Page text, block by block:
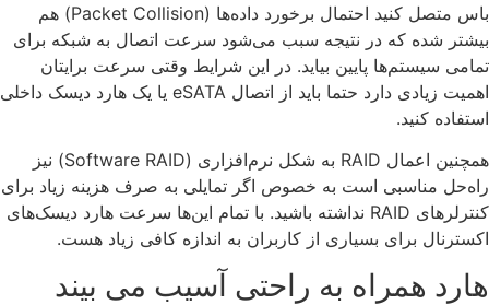
باس متصل کنید احتمال برخورد داده‌ها (Packet Collision) هم
بیشتر شده که در نتیجه سبب می‌شود سرعت اتصال به شبکه برای
تمامی سیستم‌ها پایین بیاید. در این شرایط وقتی سرعت برایتان
اهمیت زیادی دارد حتما باید از اتصال eSATA یا یک هارد دیسک داخلی
استفاده کنید.
همچنین اعمال RAID به شکل نرم‌افزاری (Software RAID) نیز
راه‌حل مناسبی است به خصوص اگر تمایلی به صرف هزینه زیاد برای
کنترلرهای RAID نداشته باشید. با تمام این‌ها سرعت هارد دیسک‌های
اکسترنال برای بسیاری از کاربران به اندازه کافی زیاد هست.
هارد همراه به راحتی آسیب می بیند